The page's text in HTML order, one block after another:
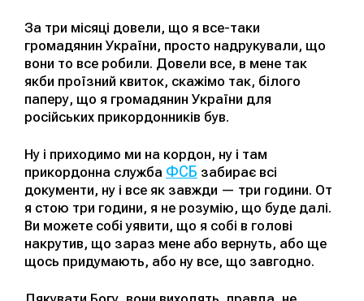
За три місяці довели, що я все-таки
громадянин України, просто надрукували, що
вони то все робили. Довели все, в мене так
якби проїзний квиток, скажімо так, білого
паперу, що я громадянин України для
російських прикордонників був.
Ну і приходимо ми на кордон, ну і там
прикордонна служба ФСБ забирає всі
документи, ну і все як завжди — три години. От
я стою три години, я не розумію, що буде далі.
Ви можете собі уявити, що я собі в голові
накрутив, що зараз мене або вернуть, або ще
щось придумають, або ну все, що завгодно.